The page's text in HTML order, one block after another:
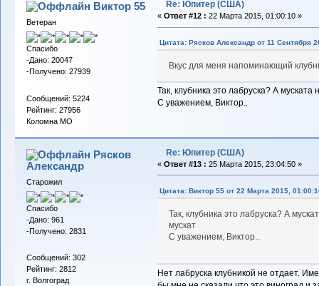
Виктор 55
Ветеран
Спасибо
-Дано: 20047
-Получено: 27939
Сообщений: 5224
Рейтинг: 27956
Коломна МО
Re: Юпитер (США)
« Ответ #12 : 22 Марта 2015, 01:00:10 »
Цитата: Рясков Александр от 11 Сентября
Вкус для меня напоминающий
Так, клубника это лабруска? А
С уважением, Виктор..
Рясков
Александр
Старожил
Спасибо
-Дано: 961
-Получено: 2831
Сообщений: 302
Рейтинг: 2812
г. Волгоград
Re: Юпитер (США)
« Ответ #13 : 25 Марта 2015, 23:04:50 »
Цитата: Виктор 55 от 22 Марта 2015,
Так, клубника это лабруска? А
мускат
С уважением, Виктор..
Нет лабруска клубникой не отдает.